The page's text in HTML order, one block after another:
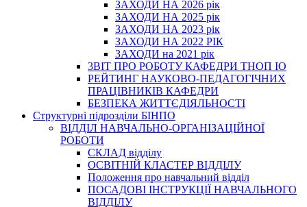
ЗАХОДИ НА 2026 рік
ЗАХОДИ НА 2025 рік
ЗАХОДИ НА 2023 рік
ЗАХОДИ НА 2022 РІК
ЗАХОДИ на 2021 рік
3BIT ПРО РОБОТУ КАФЕДРИ ТНОП ІО
РЕЙТИНГ НАУКОВО-ПЕДАГОГІЧНИХ
ПРАЦІВНИКІВ КАФЕДРИ
БЕЗПЕКА ЖИТТЄДІЯЛЬНОСТІ
Структурні підрозділи БІНПО
ВІДДІЛ НАВЧАЛЬНО-ОРГАНІЗАЦІЙНОЇ
РОБОТИ
СКЛАД відділу
ОСВІТНІЙ КЛАСТЕР ВІДДІЛУ
Положення про навчальний вiддiл
ПОСАДОВІ ІНСТРУКЦІЇ НАВЧАЛЬНОГО
ВІДДІЛУ